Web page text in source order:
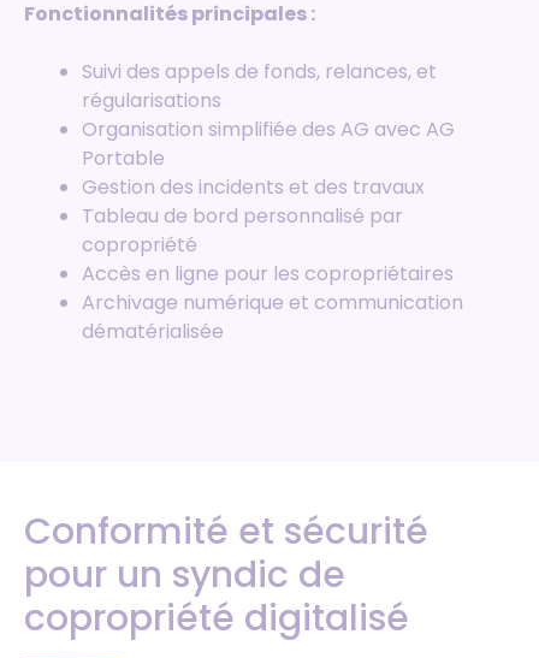
Fonctionnalités principales :
Suivi des appels de fonds, relances, et
régularisations
Organisation simplifiée des AG avec AG
Portable
Gestion des incidents et des travaux
Tableau de bord personnalisé par
copropriété
Accès en ligne pour les copropriétaires
Archivage numérique et communication
dématérialisée
Conformité et sécurité
pour un syndic de
copropriété digitalisé